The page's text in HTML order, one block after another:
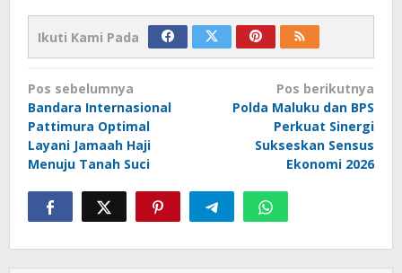
Ikuti Kami Pada
Navigasi
pos
Pos sebelumnya
Bandara Internasional
Pattimura Optimal
Layani Jamaah Haji
Menuju Tanah Suci
Pos berikutnya
Polda Maluku dan BPS
Perkuat Sinergi
Sukseskan Sensus
Ekonomi 2026